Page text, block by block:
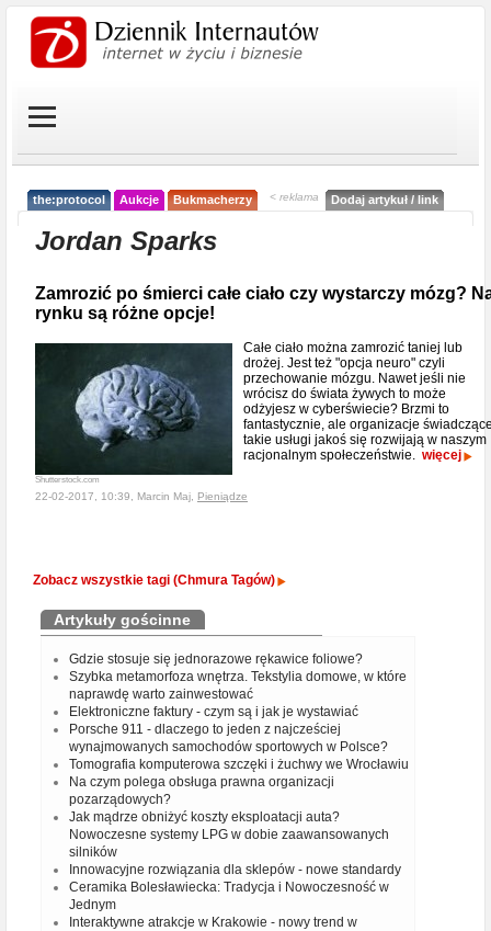
the:protocol Aukcje Bukmacherzy < reklama Dodaj artykuł / link
Jordan Sparks
Zamrozić po śmierci całe ciało czy wystarczy mózg?
rynku są różne opcje!
Shutterstock.com
Całe ciało można zamrozić taniej lub
drożej. Jest też "opcja neuro" czyli
przechowanie mózgu. Nawet jeśli nie
wrócisz do świata żywych to może
odżyjesz w cyberświecie? Brzmi to
fantastycznie, ale organizacje
takie usługi jakoś się rozwijają w naszym
racjonalnym społeczeństwie. więcej
22-02-2017, 10:39, Marcin Maj, Pieniądze
Zobacz wszystkie tagi (Chmura Tagów)
Artykuły gościnne
Gdzie stosuje się jednorazowe rękawice foliowe?
Szybka metamorfoza wnętrza. Tekstylia domowe, w które
naprawdę warto zainwestować
Elektroniczne faktury - czym są i jak je wystawiać
Porsche 911 - dlaczego to jeden z najcześciej
wynajmowanych samochodów sportowych w Polsce?
Tomografia komputerowa szczęki i żuchwy we Wrocławiu
Na czym polega obsługa prawna organizacji
pozarządowych?
Jak mądrze obniżyć koszty eksploatacji auta?
Nowoczesne systemy LPG w dobie zaawansowanych
silników
Innowacyjne rozwiązania dla sklepów - nowe standardy
Ceramika Bolesławiecka: Tradycja i Nowoczesność w
Jednym
Interaktywne atrakcje w Krakowie - nowy trend w